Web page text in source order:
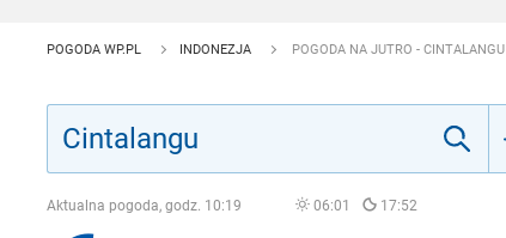
POGODA WP.PL INDONEZJA POGODA NA JUTRO - CINTALANGU
Aktualna pogoda, godz. 10:19 06:01 17:52